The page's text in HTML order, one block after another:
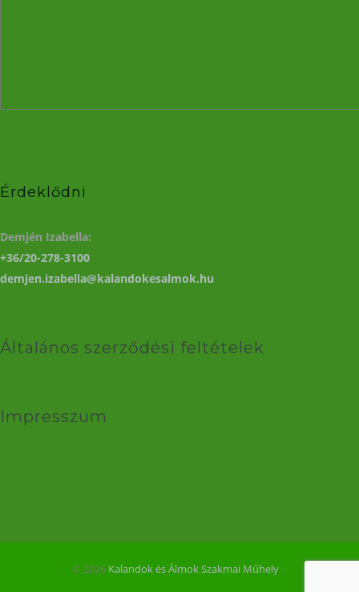
Érdeklődni
Demjén Izabella:
+36/20-278-3100
demjen.izabella@kalandokesalmok.hu
Általános szerződési feltételek
Impresszum
© 2026 Kalandok és Álmok Szakmai Műhely‐